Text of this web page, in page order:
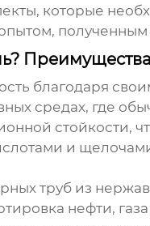
которые
благодаря
средах, где
стойкости,
и
труб из
нефти,